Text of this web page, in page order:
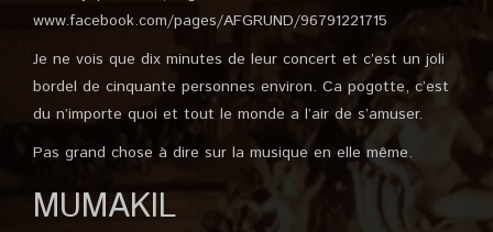
www.facebook.com/pages/AFGRUND/96791221715
Je ne vois que dix minutes de leur concert et c’est un joli
bordel de cinquante personnes environ. Ca pogotte, c’est
du n’importe quoi et tout le monde a l’air de s’amuser.
Pas grand chose à dire sur la musique en elle même.
MUMAKIL